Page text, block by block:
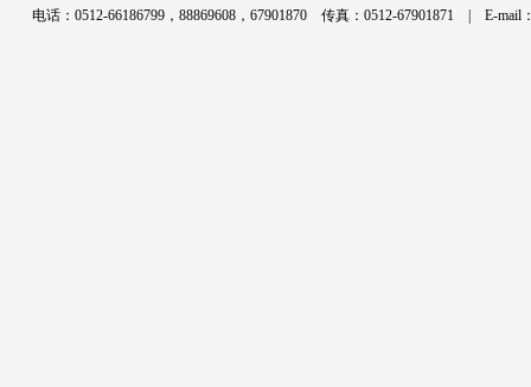
电话：0512-66186799，88869608，67901870 传真：0512-67901871 | E-mail